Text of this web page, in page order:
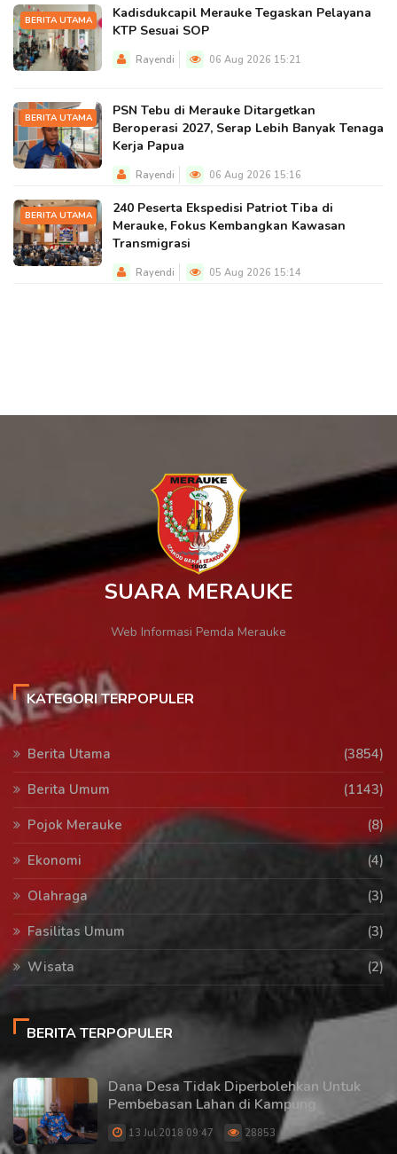
BERITA UTAMA
Kadisdukcapil Merauke Tegaskan Pelayana
KTP Sesuai SOP
Rayendi 06 Aug 2026 15:21
BERITA UTAMA
PSN Tebu di Merauke Ditargetkan
Beroperasi 2027, Serap Lebih Banyak Tenaga
Kerja Papua
Rayendi 06 Aug 2026 15:16
BERITA UTAMA
240 Peserta Ekspedisi Patriot Tiba di
Merauke, Fokus Kembangkan Kawasan
Transmigrasi
Rayendi 05 Aug 2026 15:14
SUARA MERAUKE
Web Informasi Pemda Merauke
KATEGORI TERPOPULER
Berita Utama
(3854)
Berita Umum
(1143)
Pojok Merauke
(8)
Ekonomi
(4)
Olahraga
(3)
Fasilitas Umum
(3)
Wisata
(2)
BERITA TERPOPULER
Dana Desa Tidak Diperbolehkan Untuk
Pembebasan Lahan di Kampung
13 Jul 2018 09:47 28853